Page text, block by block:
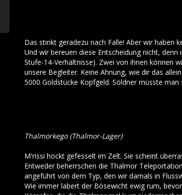
Das stinkt geradezu nach Falle! Aber wir haben
Und wir bereuen diese Entscheidung nicht,
Stufe-14-Verhältnisse). Zwei von ihnen können
unsere Begleiter. Keine Ahnung, wie dir das
5000 Goldstücke Kopfgeld. Söldner müsste man
Thalmorkego (Thalmor-Lager)
M'rissi hockt gefesselt im Zelt. Sie scheint
Entweder beherrschen die Thalmor
angeführt von dem Typ, den wir damals in
Wie immer labert der Bösewicht ewig rum,